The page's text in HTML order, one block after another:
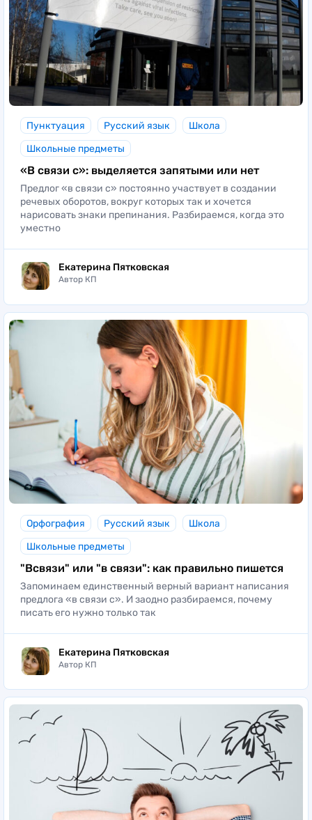
Пунктуация Русский язык
Школа
Школьные предметы
«В связи с»: выделяется запятыми или нет
Предлог «в связи с» постоянно участвует в создании
речевых оборотов, вокруг которых так и хочется
нарисовать знаки препинания. Разбираемся, когда это
уместно
Екатерина Пятковская
Автор КП
Орфография Русский язык
Школа
Школьные предметы
"Всвязи" или "в связи": как правильно пишется
Запоминаем единственный верный вариант написания
предлога «в связи с». И заодно разбираемся, почему
писать его нужно только так
Екатерина Пятковская
Автор КП